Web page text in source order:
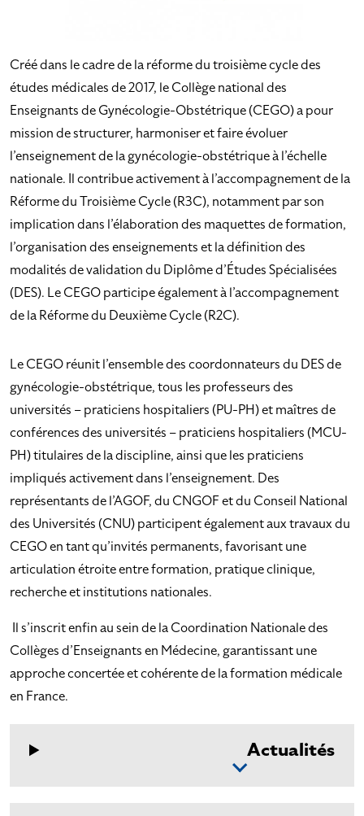
Créé dans le cadre de la réforme du troisième cycle des
études médicales de 2017, le Collège national des
Enseignants de Gynécologie-Obstétrique (CEGO) a pour
mission de structurer, harmoniser et faire évoluer
l’enseignement de la gynécologie-obstétrique à l’échelle
nationale. Il contribue activement à l’accompagnement de la
Réforme du Troisième Cycle (R3C), notamment par son
implication dans l’élaboration des maquettes de formation,
l’organisation des enseignements et la définition des
modalités de validation du Diplôme d’Études Spécialisées
(DES). Le CEGO participe également à l’accompagnement
de la Réforme du Deuxième Cycle (R2C).
Le CEGO réunit l’ensemble des coordonnateurs du DES de
gynécologie-obstétrique, tous les professeurs des
universités – praticiens hospitaliers (PU-PH) et maîtres de
conférences des universités – praticiens hospitaliers (MCU-
PH) titulaires de la discipline, ainsi que les praticiens
impliqués activement dans l’enseignement. Des
représentants de l’AGOF, du CNGOF et du Conseil National
des Universités (CNU) participent également aux travaux du
CEGO en tant qu’invités permanents, favorisant une
articulation étroite entre formation, pratique clinique,
recherche et institutions nationales.
Il s’inscrit enfin au sein de la Coordination Nationale des
Collèges d’Enseignants en Médecine, garantissant une
approche concertée et cohérente de la formation médicale
en France.
Actualités